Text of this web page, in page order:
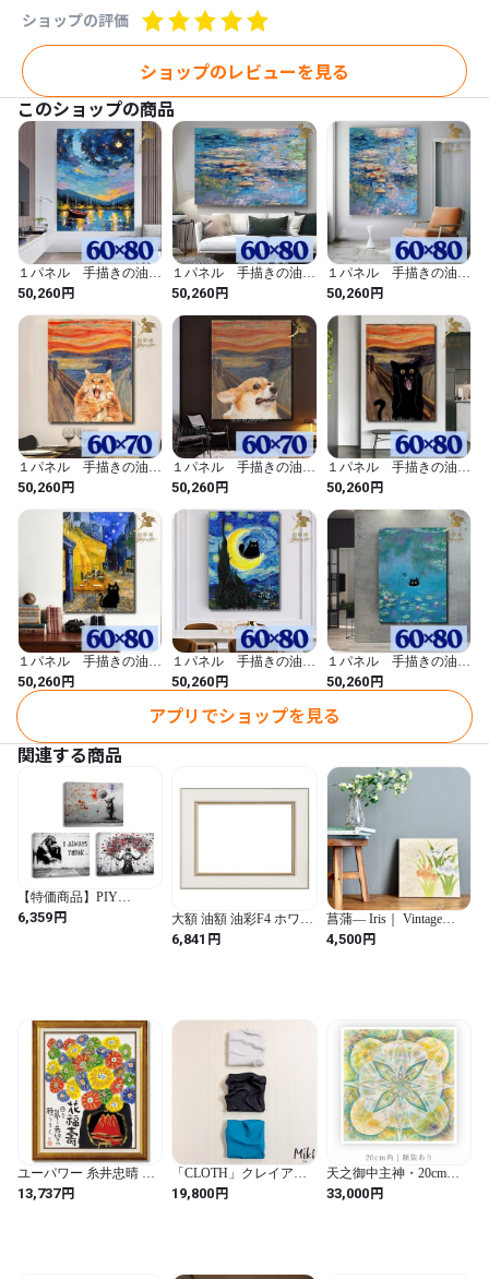
立体感あるインテリア空間を演出してください。
店や各種施設など様々な空間に飾って頂いています。
また新築祝いや、出産祝いや、開店祝いや、日ごろの感謝の気持
ちをこめてなど、ギフトとしても喜ばれています。
-----------------
【形　状】
キャンパス
【内　容】
３パネルセット、画びょう付
【サイズ】約
40センチ×50センチが3つ
厚み；約2センチ
※サイズ、色合いなど若干の誤差はご了承くださいませ。
【素　材】
手書きの油彩画パネル
【納期】
３０日～50日程度いただきます。
※お客様のご注文を受けてから制作いたします。
ほとんどは30日前後で完成しますが、お時間をいただきますの
で、
ご理解の上ご注文をお願いいたします。
-----------------
【ご注意事項】
* 写真の原画を元に、お客様から注文を受け次第、製作いたしま
す。
* 1枚1枚作成するため、写真と若干異なる場合がございますの
で、ご了承ください。
* PCのモニターにより実際の商品と色味が多少異なることがござ
います。
* 注文を受けてから、製作いたしますので、注文後の取り消しな
どはご遠慮願います
* 商品到着時に、破損不良がございました場合のみ交換の対象と
させていただきます。
ご注文前に必ずabout　をお読みいただき、ご納得の上ご購入く
ださいませ。
⇒http://yusaishopart.thebase.in/about
-----------------
【他】
・領収書が必要な場合備考欄に記載してください。
・配送方法はゆうパック、または西濃運輸とさせて頂きます。
ショップの評価
ショップのレビューを見る
このショップの商品
１パネル 手描きの油彩
画 ゴッホ 星月夜 ア
レンジ 絵画 インテリ
ア モダン アートパネ
ル 6025
50,260円
１パネル 手描きの油彩
画 モネ 睡蓮 アレン
ジ モネ 睡蓮 アレン
ジ 縦 絵画 インテリ
ル 6024
50,260円
１パネル 手描きの油彩
画 モネ 睡蓮 アレン
ジ 縦 絵画 インテリ
ア モダン アートパネ
ル 6023
50,260円
１パネル 手描きの油彩
画 ムンクの叫び 猫ア
レンジ 絵画 インテリ
ア モダン アートパネ
ル 6022
50,260円
１パネル 手描きの油彩
画 ムンクの叫び 犬ア
レンジ 絵画 インテリ
ア モダン アートパネ
ル 6021
50,260円
１パネル 手描きの油彩
画 ムンクの叫び 黒猫
アレンジ 絵画 インテ
リア モダン アートパネ
ル 6020
50,260円
１パネル 手描きの油彩
画 ゴッホ 夜のカフェ
テラス 黒猫アレンジ
絵画 インテリア モダ
50,260円
１パネル 手描きの油彩
画 ゴッホ 星月夜 黒
猫アレンジ 絵画 イン
テリア モダン アートパ
ネル 6017
50,260円
１パネル 手描きの油彩
画 モネ 睡蓮 黒猫ア
レンジ 絵画 インテリ
ア モダン アートパネ
ル 6016
50,260円
アプリでショップを見る
関連する商品
【特価商品】PIY
PAINTING インテリア絵
画 アートパネル 白黒グ
6,359円
大額 油額 油彩F4 ホワイ
ト 8163 素材:樹脂製 (ホ
ワイト / F4 / スタイリッ
6,841 円
菖蒲— Iris｜ Vintage
Kimono Fabric Panel
Japanese Wall Art 30 ×
4,500円
ユーパワー 糸井忠晴 墨
絵アートフレーム 「花
福壽」 IT-10206
13,737円
「CLOTH」クレイアー
ト 3枚セット 原画 粘土
個性的 抽象画 モダンイ
19,800円
天之御中主神・20cm
角・額装込み｜複製原画
33,000円